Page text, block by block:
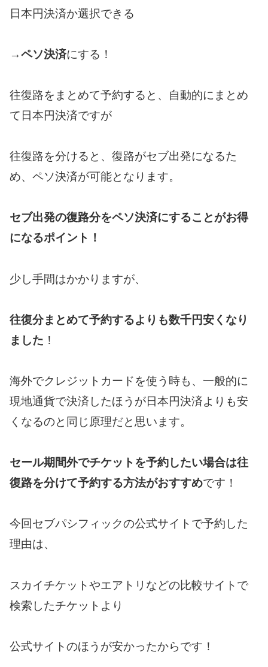
日本円決済か選択できる
→ペソ決済にする！
往復路をまとめて予約すると、自動的にまとめ
て日本円決済ですが
往復路を分けると、復路がセブ出発になるた
め、ペソ決済が可能となります。
セブ出発の復路分をペソ決済にすることがお得
になるポイント！
少し手間はかかりますが、
往復分まとめて予約するよりも数千円安くなり
ました ！
海外でクレジットカードを使う時も、一般的に
現地通貨で決済したほうが日本円決済よりも安
くなるのと同じ原理だと思います。
セール期間外でチケットを予約したい場合は往
復路を分けて予約する方法がおすすめです！
今回セブパシフィックの公式サイトで予約した
理由は、
スカイチケットやエアトリなどの比較サイトで
検索したチケットより
公式サイトのほうが安かったからです！